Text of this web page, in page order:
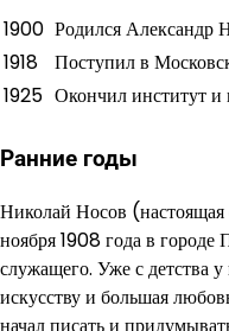
1900 Родился Александр
1918
Поступил в
1925 Окончил институт и
Ранние годы
Николай Носов
ноября 1908 года в городе
служащего. Уже с детства
искусству и большая
начал писать и